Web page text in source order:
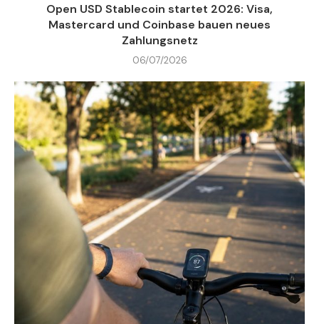
Open USD Stablecoin startet 2026: Visa,
Mastercard und Coinbase bauen neues
Zahlungsnetz
06/07/2026